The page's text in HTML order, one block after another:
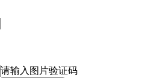
请输入图片验证码